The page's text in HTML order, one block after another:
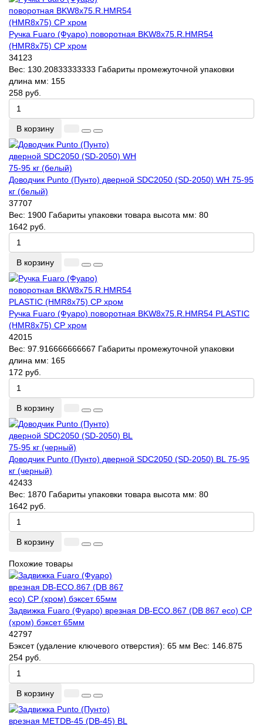
Ручка Fuaro (Фуаро) поворотная BKW8x75.R.HMR54
(HMR8x75) CP хром
34123
Вес: 130.20833333333 Габариты промежуточной упаковки
длина мм: 155
258 руб.
В корзину
Доводчик Punto (Пунто) дверной SDC2050 (SD-2050) WH 75-95
кг (белый)
37707
Вес: 1900 Габариты упаковки товара высота мм: 80
1642 руб.
В корзину
Ручка Fuaro (Фуаро) поворотная BKW8x75.R.HMR54 PLASTIC
(HMR8x75) CP хром
42015
Вес: 97.916666666667 Габариты промежуточной упаковки
длина мм: 165
172 руб.
В корзину
Доводчик Punto (Пунто) дверной SDC2050 (SD-2050) BL 75-95
кг (черный)
42433
Вес: 1870 Габариты упаковки товара высота мм: 80
1642 руб.
В корзину
Похожие товары
Задвижка Fuaro (Фуаро) врезная DB-ECO.867 (DB 867 eco) CP
(хром) бэксет 65мм
42797
Бэксет (удаление ключевого отверстия): 65 мм Вес: 146.875
254 руб.
В корзину